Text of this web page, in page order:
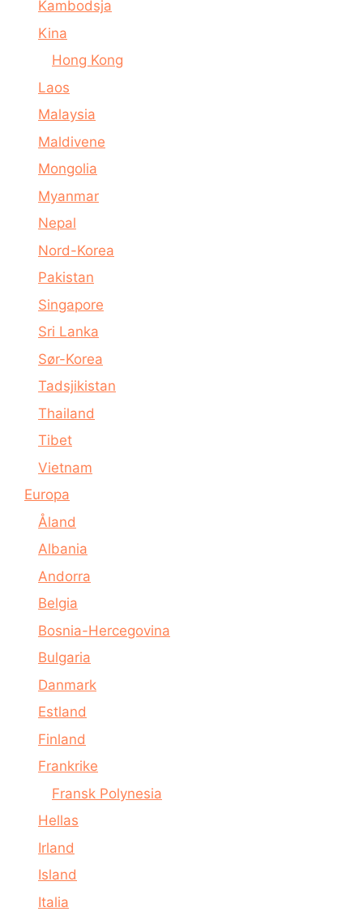
Kambodsja
Kina
Hong Kong
Laos
Malaysia
Maldivene
Mongolia
Myanmar
Nepal
Nord-Korea
Pakistan
Singapore
Sri Lanka
Sør-Korea
Tadsjikistan
Thailand
Tibet
Vietnam
Europa
Åland
Albania
Andorra
Belgia
Bosnia-Hercegovina
Bulgaria
Danmark
Estland
Finland
Frankrike
Fransk Polynesia
Hellas
Irland
Island
Italia